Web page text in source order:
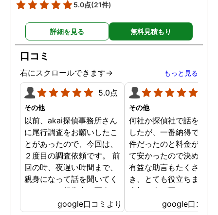
5.0点(21件)
詳細を見る 無料見積もり
口コミ
右にスクロールできます→ もっと見る
5.0点
その他
以前、akai探偵事務所さん
に尾行調査をお願いしたこ
とがあったので、今回は、
２度目の調査依頼です。 前
回の時、夜遅い時間まで、
親身になって話を聞いてく
れたのと、報告書の写真
が、場所が悪かったのに、
google口コミより
その他
何社か探偵社で話を聞き
したが、一番納得できる
件だったのと料金が比較
て安かったので決めまし
有益な助言もたくさん頂
き、とても役立ちました
大切な人が困っていたら
番に紹介したいと思える
google口コミ